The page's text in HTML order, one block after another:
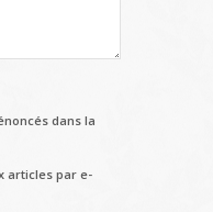
dans la
articles par e-